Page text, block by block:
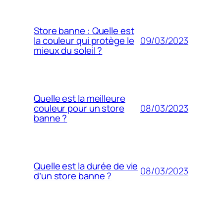
Store banne : Quelle est
la couleur qui protège le
mieux du soleil ?
09/03/2023
Quelle est la meilleure
couleur pour un store
banne ?
08/03/2023
Quelle est la durée de vie
d’un store banne ? 08/03/2023